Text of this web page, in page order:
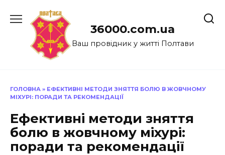
до
36000.com.ua
Ваш провідник у житті Полтави
ГОЛОВНА » ЕФЕКТИВНІ МЕТОДИ ЗНЯТТЯ БОЛЮ В ЖОВЧНОМУ
МІХУРІ: ПОРАДИ ТА РЕКОМЕНДАЦІЇ
Ефективні методи зняття
болю в жовчному міхурі:
поради та рекомендації